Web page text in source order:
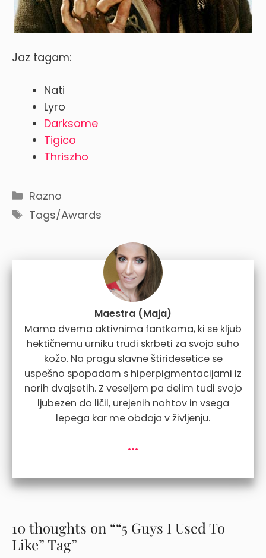
Jaz tagam:
Nati
Lyro
Darksome
Tigico
Thriszho
Categories
Razno
Tags
Tags/Awards
Maestra (Maja)
Mama dvema aktivnima fantkoma, ki se kljub
hektičnemu urniku trudi skrbeti za svojo suho
kožo. Na pragu slavne štiridesetice se
uspešno spopadam s hiperpigmentacijami iz
norih dvajsetih. Z veseljem pa delim tudi svojo
ljubezen do ličil, urejenih nohtov in vsega
lepega kar me obdaja v življenju.
...
10 thoughts on ““5 Guys I Used To
Like” Tag”